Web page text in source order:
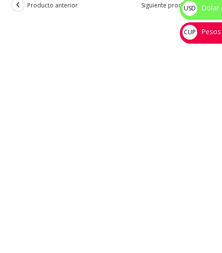
Producto anterior Siguiente producto
USD
$
Dolar
CUP
💰
Pesos